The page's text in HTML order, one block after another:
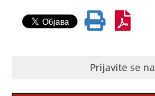
Prijavite se na